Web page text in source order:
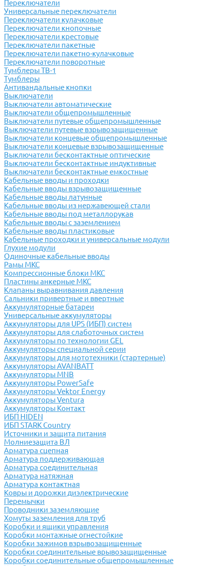
Переключатели
Универсальные переключатели
Переключатели кулачковые
Переключатели кнопочные
Переключатели крестовые
Переключатели пакетные
Переключатели пакетно-кулачковые
Переключатели поворотные
Тумблеры ТВ-1
Тумблеры
Антивандальные кнопки
Выключатели
Выключатели автоматические
Выключатели общепромышленные
Выключатели путевые общепромышленные
Выключатели путевые взрывозащищенные
Выключатели концевые общепромышленные
Выключатели концевые взрывозащищенные
Выключатели бесконтактные оптические
Выключатели бесконтактные индуктивные
Выключатели бесконтактные емкостные
Кабельные вводы и проходки
Кабельные вводы взрывозащищенные
Кабельные вводы латунные
Кабельные вводы из нержавеющей стали
Кабельные вводы под металлорукав
Кабельные вводы с заземлением
Кабельные вводы пластиковые
Кабельные проходки и универсальные модули
Глухие модули
Одиночные кабельные вводы
Рамы МКС
Компрессионные блоки МКС
Пластины анкерные МКС
Клапаны выравнивания давления
Сальники привертные и ввертные
Аккумуляторные батареи
Универсальные аккумуляторы
Аккумуляторы для UPS (ИБП) систем
Аккумуляторы для слаботочных систем
Аккумуляторы по технологии GEL
Аккумуляторы специальной серии
Аккумуляторы для мототехники (стартерные)
Аккумуляторы AVANBATT
Аккумуляторы MNB
Аккумуляторы PowerSafe
Аккумуляторы Vektor Energy
Аккумуляторы Ventura
Аккумуляторы Контакт
ИБП HIDEN
ИБП STARK Country
Источники и защита питания
Молниезащита ВЛ
Арматура сцепная
Арматура поддерживающая
Арматура соединительная
Арматура натяжная
Арматура контактная
Ковры и дорожки диэлектрические
Перемычки
Проводники заземляющие
Хомуты заземления для труб
Коробки и ящики управления
Коробки монтажные огнестойкие
Коробки зажимов взрывозащищенные
Коробки соединительные врывозащищенные
Коробки соединительные общепромышленные